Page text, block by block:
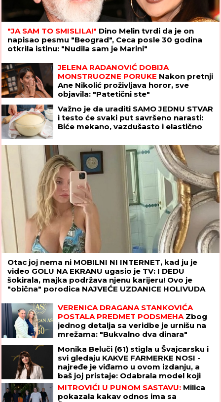
"JA SAM TO SMISLILA!" Dino Melin tvrdi da je on
napisao pesmu "Beograd", Ceca posle 30 godina
otkrila istinu: "Nudila sam je Marini"
JELENA RADANOVIĆ DOBIJA
MONSTRUOZNE PORUKE Nakon pretnji
Ane Nikolić proživljava horor, sve
objavila: "Patetični ste"
Važno je da uraditi SAMO JEDNU STVAR
i testo će svaki put savršeno narasti:
Biće mekano, vazdušasto i elastično
Otac joj nema ni MOBILNI NI INTERNET, kad ju je
video GOLU NA EKRANU ugasio je TV: I DEDU
šokirala, majka podržava njenu karijeru! Ovo je
"obična" porodica NAJVEĆE UZDANICE HOLIVUDA
VERENICA DRAGANA STANKOVIĆA
POSTALA PREDMET PODSMEHAZbog
jednog detalja sa veridbe je urnišu na
mrežama: "Bukvalno dva dinara"
Monika Beluči (61) stigla u Švajcarsku i
svi gledaju KAKVE FARMERKE NOSI -
najređe je viđamo u ovom izdanju, a
baš joj pristaje: Odabrala model koji
izdužuje figuru, a onda se vratila
prepoznatljivom stilu
MITROVIĆI U PUNOM SASTAVU: Milica
pokazala kakav odnos ima sa